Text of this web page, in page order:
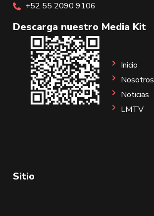
+52 55 2090 9106
Descarga nuestro Media Kit
Sitio
Inicio
Nosotros
Noticias
LMTV